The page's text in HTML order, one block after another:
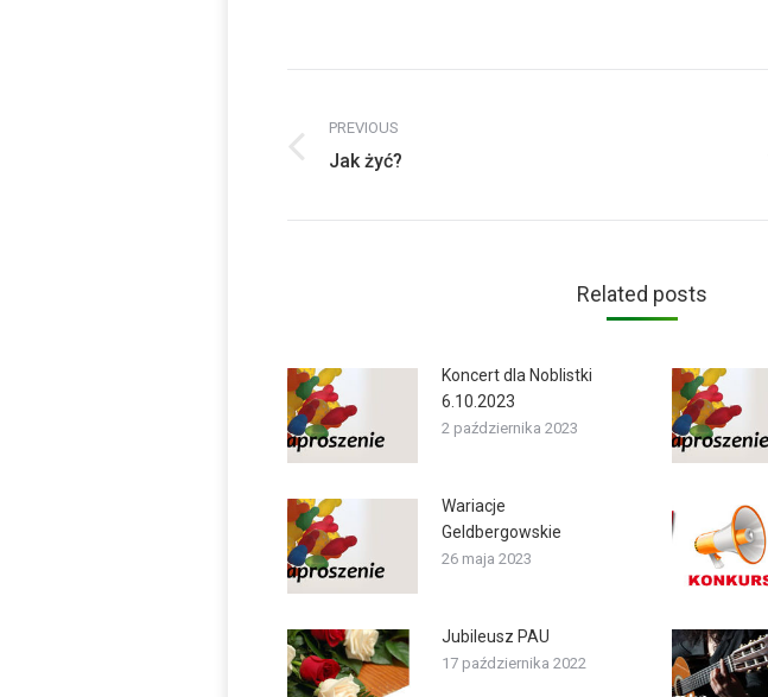
navigation
PREVIOUS
Previous
Jak żyć?
Related posts
Koncert dla Noblistki
6.10.2023
2 października 2023
Wariacje
Geldbergowskie
26 maja 2023
Jubileusz PAU
17 października 2022